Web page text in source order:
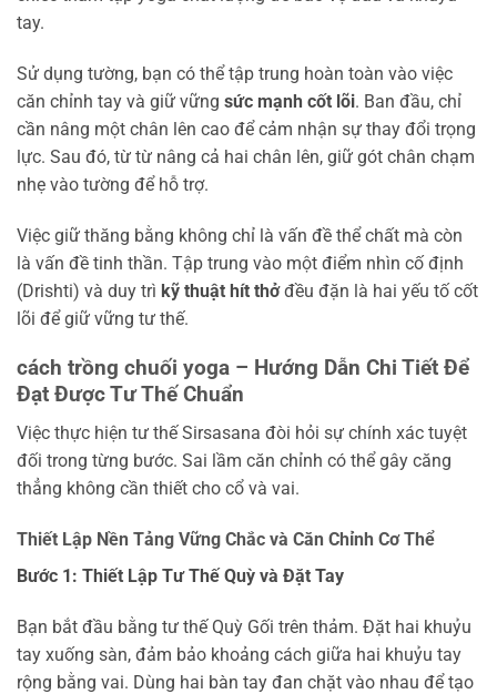
tay.
Sử dụng tường, bạn có thể tập trung hoàn toàn vào việc
căn chỉnh tay và giữ vững sức mạnh cốt lõi. Ban đầu, chỉ
cần nâng một chân lên cao để cảm nhận sự thay đổi trọng
lực. Sau đó, từ từ nâng cả hai chân lên, giữ gót chân chạm
nhẹ vào tường để hỗ trợ.
Việc giữ thăng bằng không chỉ là vấn đề thể chất mà còn
là vấn đề tinh thần. Tập trung vào một điểm nhìn cố định
(Drishti) và duy trì kỹ thuật hít thởđều đặn là hai yếu tố cốt
lõi để giữ vững tư thế.
cách trồng chuối yoga – Hướng Dẫn Chi Tiết Để
Đạt Được Tư Thế Chuẩn
Việc thực hiện tư thế Sirsasana đòi hỏi sự chính xác tuyệt
đối trong từng bước. Sai lầm căn chỉnh có thể gây căng
thẳng không cần thiết cho cổ và vai.
Thiết Lập Nền Tảng Vững Chắc và Căn Chỉnh Cơ Thể
Bước 1: Thiết Lập Tư Thế Quỳ và Đặt Tay
Bạn bắt đầu bằng tư thế Quỳ Gối trên thảm. Đặt hai khuỷu
tay xuống sàn, đảm bảo khoảng cách giữa hai khuỷu tay
rộng bằng vai. Dùng hai bàn tay đan chặt vào nhau để tạo